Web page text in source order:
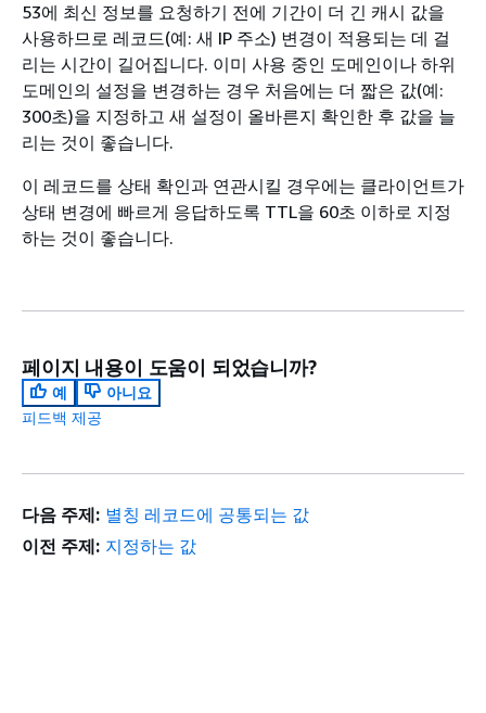
53에 최신 정보를 요청하기 전에 기간이 더 긴 캐시 값을
사용하므로 레코드(예: 새 IP 주소) 변경이 적용되는 데 걸
리는 시간이 길어집니다. 이미 사용 중인 도메인이나 하위
도메인의 설정을 변경하는 경우 처음에는 더 짧은 값(예:
300초)을 지정하고 새 설정이 올바른지 확인한 후 값을 늘
리는 것이 좋습니다.
이 레코드를 상태 확인과 연관시킬 경우에는 클라이언트가
상태 변경에 빠르게 응답하도록 TTL을 60초 이하로 지정
하는 것이 좋습니다.
페이지 내용이 도움이 되었습니까?
예
아니요
피드백 제공
다음 주제: 별칭 레코드에 공통되는 값
이전 주제: 지정하는 값